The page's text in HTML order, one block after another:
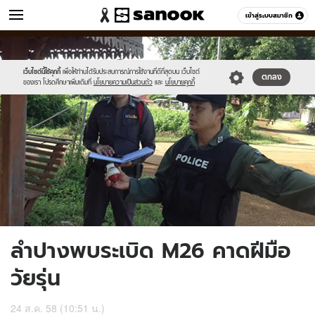
เข้าสู่ระบบสมาชิก
ข่าว หมวดอื่นๆ
เว็บไซต์นี้ใช้คุกกี้ เพื่อให้ท่านได้รับประสบการณ์การใช้งานที่ดีที่สุดบน เว็บไซต์
ของเรา โปรดศึกษาเพิ่มเติมที่ นโยบายความเป็นส่วนตัว และ นโยบายคุกกี้
ตกลง
Sanook
//s.isanook.com/sr/0/images/logo-
new-
sanook.png
//s.isanook.com/ns/0/ud/370/1853062/641095-
01.jpg
ลำปางพบระเบิด M26 คาดฝีมือ
วัยรุ่น
24 ส.ค. 58 (10:51 น.)